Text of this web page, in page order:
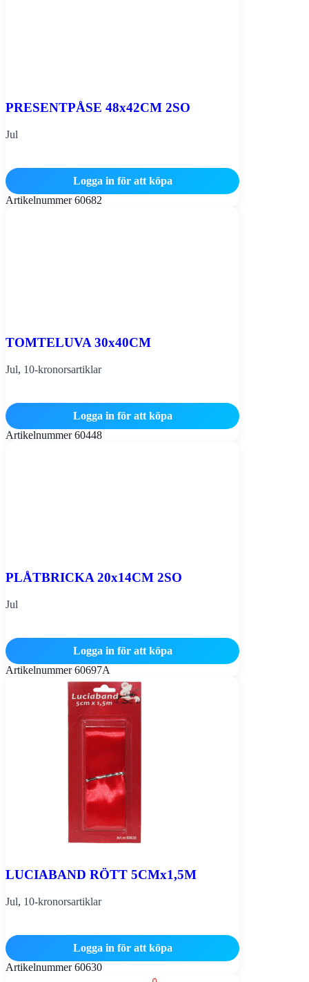
PRESENTPÅSE 48x42CM 2SO
Jul
Logga in för att köpa
Artikelnummer60682
TOMTELUVA 30x40CM
Jul, 10-kronorsartiklar
Logga in för att köpa
Artikelnummer60448
PLÅTBRICKA 20x14CM 2SO
Jul
Logga in för att köpa
Artikelnummer60697A
LUCIABAND RÖTT 5CMx1,5M
Jul, 10-kronorsartiklar
Logga in för att köpa
Artikelnummer60630